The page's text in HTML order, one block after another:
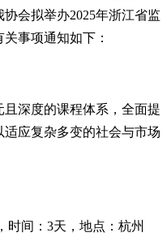
会拟举办2025年浙江省监
事项通知如下：
深度的课程体系，全面提
应复杂多变的社会与市场
时间：3天，地点：杭州